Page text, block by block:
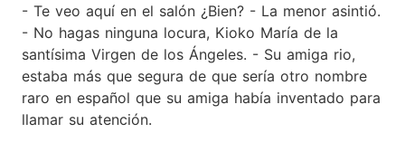
- Te veo aquí en el salón ¿Bien? - La menor asintió.
- No hagas ninguna locura, Kioko María de la
santísima Virgen de los Ángeles. - Su amiga rio,
estaba más que segura de que sería otro nombre
raro en español que su amiga había inventado para
llamar su atención.